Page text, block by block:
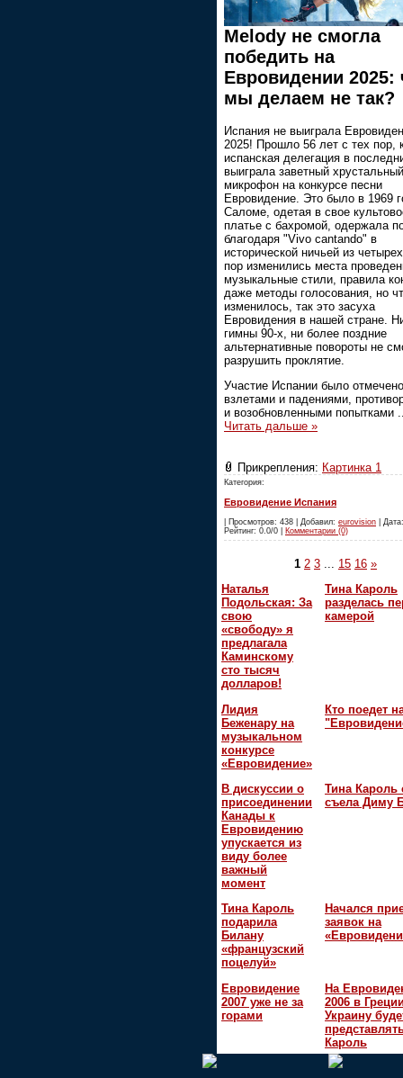
Melody не смогла
победить на
Евровидении 2025:
мы делаем не так?
Испания не выиграла
2025! Прошло 56 лет с тех пор,
испанская делегация в
выиграла заветный хрустальный
микрофон на конкурсе песни
Евровидение. Это было в 1969
Саломе, одетая в свое
платье с бахромой, одержала
благодаря "Vivo cantando" в
исторической ничьей из
пор изменились места
музыкальные стили, правила
даже методы голосования, но
изменилось, так это засуха
Евровидения в нашей стране.
гимны 90-х, ни более поздние
альтернативные повороты не
разрушить проклятие.
Участие Испании было отмечено
взлетами и падениями,
и возобновленными попытками
Читать дальше »
Прикрепления: Картинка 1
Категория:
Евровидение Испания
| Просмотров: 438 | Добавил: eurovision |
Рейтинг: 0.0/0 | Комментарии (0)
1 2 3 ... 15 16 »
Наталья
Подольская: За
свою
«свободу» я
предлагала
Каминскому
сто тысяч
долларов!
Тина Кароль
разделась
камерой
Лидия
Беженару на
музыкальном
конкурсе
«Евровидение»
Кто поедет
В дискуссии о
присоединении
Канады к
Евровидению
упускается из
виду более
важный
момент
Тина Кароль
съела Диму
Тина Кароль
подарила
Билану
«французский
поцелуй»
Начался
заявок на
Евровидение
2007 уже не за
горами
На
2006 в
Украину
Кароль